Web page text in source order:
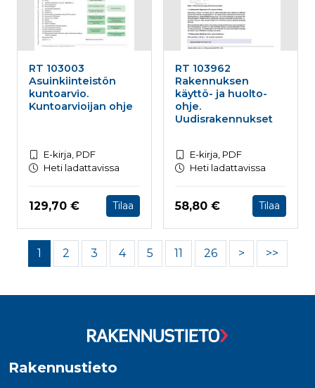
RT 103003
Asuinkiinteistön
kuntoarvio.
Kuntoarvioijan ohje
E-kirja, PDF
Heti ladattavissa
Hinta nyt
129,70 € Tilaa
RT 103962
Rakennuksen
käyttö- ja huolto-
ohje.
Uudisrakennukset
E-kirja, PDF
Heti ladattavissa
Hinta nyt
58,80 € Tilaa
1 2 3 4 5 11 26 > >>
Rakennustieto